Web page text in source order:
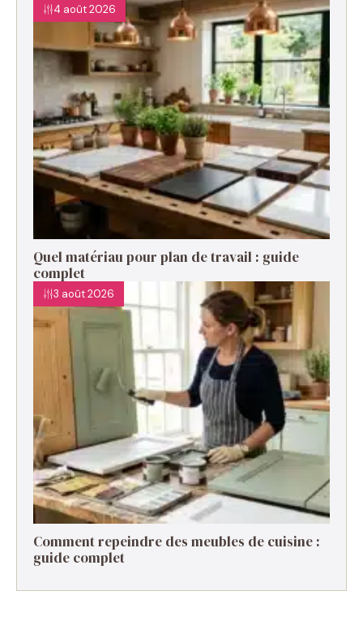
4 août 2026
Quel matériau pour plan de travail : guide
complet
3 août 2026
Comment repeindre des meubles de cuisine :
guide complet